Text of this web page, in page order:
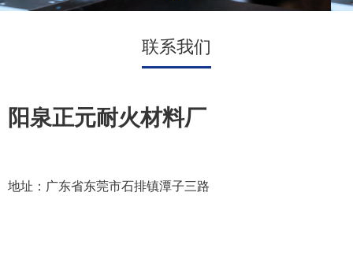
联系我们
阳泉正元耐火材料厂
地址：广东省东莞市石排镇潭子三路